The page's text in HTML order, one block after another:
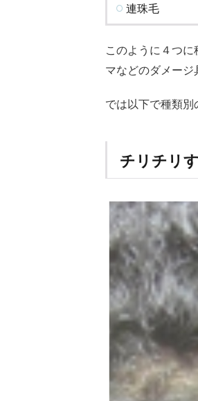
す
め
髪
型
チリ
タイ
プに
すめ
の髪
2.2
うね
りや
すい
波状
網タ
イプ
にお
すす
めの
連珠毛
このように４つ
マなどのダメージ
では以下で種類別
チリチリ